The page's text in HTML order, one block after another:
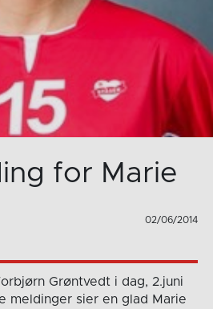
for Marie
02/06/2014
Grøntvedt i dag, 2.juni
meldinger sier en glad Marie